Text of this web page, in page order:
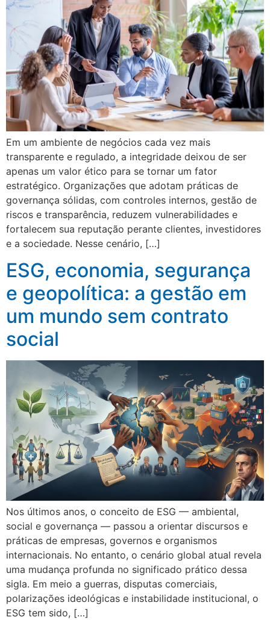
Em um ambiente de negócios cada vez mais
transparente e regulado, a integridade deixou de ser
apenas um valor ético para se tornar um fator
estratégico. Organizações que adotam práticas de
governança sólidas, com controles internos, gestão de
riscos e transparência, reduzem vulnerabilidades e
fortalecem sua reputação perante clientes, investidores
e a sociedade. Nesse cenário, […]
ESG, economia, segurança
e geopolítica: a gestão em
um mundo sem contrato
social
Nos últimos anos, o conceito de ESG — ambiental,
social e governança — passou a orientar discursos e
práticas de empresas, governos e organismos
internacionais. No entanto, o cenário global atual revela
uma mudança profunda no significado prático dessa
sigla. Em meio a guerras, disputas comerciais,
polarizações ideológicas e instabilidade institucional, o
ESG tem sido, […]